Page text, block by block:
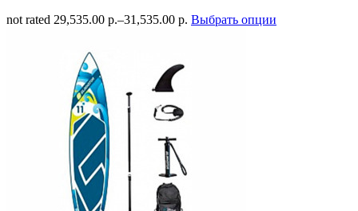
not rated 29,535.00 р.–31,535.00 р. Выбрать опции